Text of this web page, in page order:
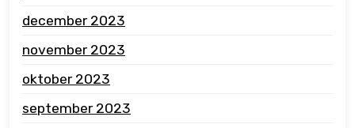
december 2023
november 2023
oktober 2023
september 2023